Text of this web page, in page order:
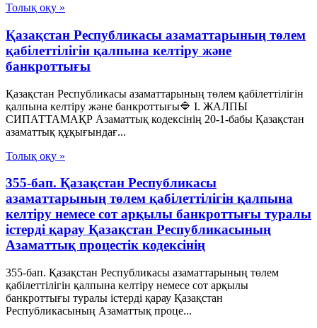
Толық оқу »
Қазақстан Республикасы азаматтарының төлем
қабілеттілігін қалпына келтіру және
банкроттығы
Қазақстан Республикасы азаматтарының төлем қабілеттілігін
қалпына келтіру және банкроттығы🔷 I. ЖАЛПЫ
СИПАТТАМАҚР Азаматтық кодексінің 20-1-бабы Қазақстан
азаматтық құқығындағ...
Толық оқу »
355-бап. Қазақстан Республикасы
азаматтарының төлем қабілеттілігін қалпына
келтіру немесе сот арқылы банкроттығы туралы
істерді қарау Қазақстан Республикасының
Азаматтық процестік кодексінің
355-бап. Қазақстан Республикасы азаматтарының төлем
қабілеттілігін қалпына келтіру немесе сот арқылы
банкроттығы туралы істерді қарау Қазақстан
Республикасының Азаматтық проце...